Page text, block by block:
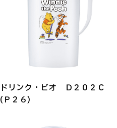
ドリンク・ビオ Ｄ２０２Ｃ
(Ｐ２６)